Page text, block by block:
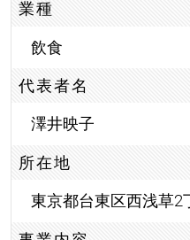
業種
飲食
代表者名
澤井映子
所在地
東京都台東区西浅草2